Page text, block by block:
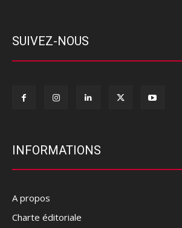
SUIVEZ-NOUS
INFORMATIONS
A propos
Charte éditoriale